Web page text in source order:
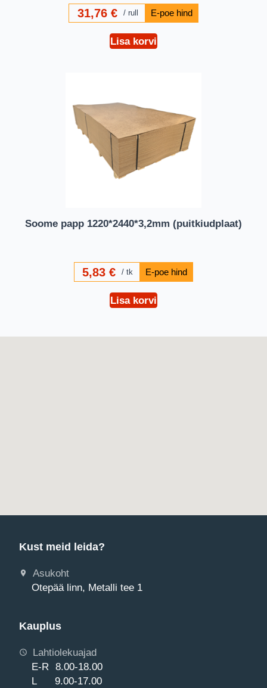
31,76 € rull
Lisa korvi
Soome papp 1220*2440*3,2mm (puitkiudplaat)
5,83€ tk
Lisa korvi
Kust meid leida?
Asukoht
Otepää linn, Metalli tee 1
Kauplus
Lahtiolekuajad
E-R 8.00-18.00
L 9.00-17.00